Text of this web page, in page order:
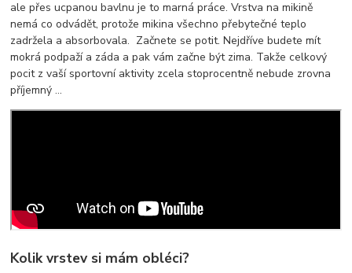
ale přes ucpanou bavlnu je to marná práce. Vrstva na mikině
nemá co odvádět, protože mikina všechno přebytečné teplo
zadržela a absorbovala. Začnete se potit. Nejdříve budete mít
mokrá podpaží a záda a pak vám začne být zima. Takže celkový
pocit z vaší sportovní aktivity zcela stoprocentně nebude zrovna
příjemný …
Kolik vrstev si mám obléci?